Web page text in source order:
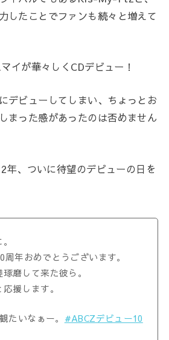
したことでファンも続々と増えて
イが華々しくCDデビュー！
デビューしてしまい、ちょっとお
まった感があったのは否めません
年、ついに待望のデビューの日を
年おめでとうございます。
磨して来た彼ら。
援します。
たいなぁー。 #ABCZデビュー10